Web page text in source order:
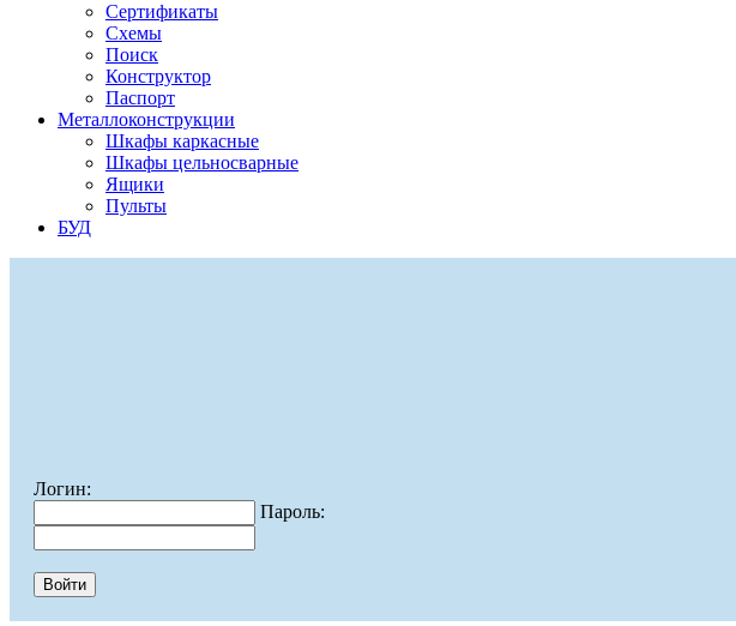
Сертификаты
Схемы
Поиск
Конструктор
Паспорт
Металлоконструкции
Шкафы каркасные
Шкафы цельносварные
Ящики
Пульты
БУД
Логин:
Пароль: